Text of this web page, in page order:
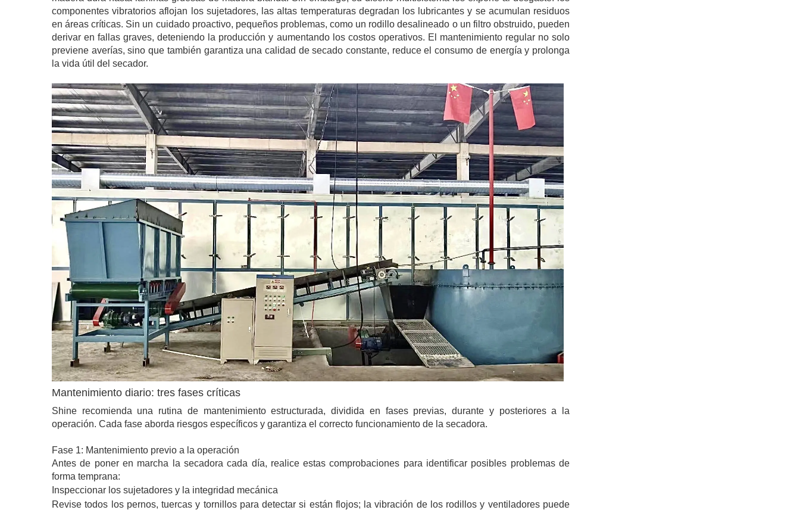
componentes vibratorios aflojan los sujetadores, las altas temperaturas degradan los lubricantes y se acumulan residuos
en áreas críticas. Sin un cuidado proactivo, pequeños problemas, como un rodillo desalineado o un filtro obstruido, pueden
derivar en fallas graves, deteniendo la producción y aumentando los costos operativos. El mantenimiento regular no solo
previene averías, sino que también garantiza una calidad de secado constante, reduce el consumo de energía y prolonga
la vida útil del secador.
Mantenimiento diario: tres fases críticas
Shine recomienda una rutina de mantenimiento estructurada, dividida en fases previas, durante y posteriores a la
operación. Cada fase aborda riesgos específicos y garantiza el correcto funcionamiento de la secadora.
Fase 1: Mantenimiento previo a la operación
Antes de poner en marcha la secadora cada día, realice estas comprobaciones para identificar posibles problemas de
forma temprana:
Inspeccionar los sujetadores y la integridad mecánica
Revise todos los pernos, tuercas y tornillos para detectar si están flojos; la vibración de los rodillos y ventiladores puede